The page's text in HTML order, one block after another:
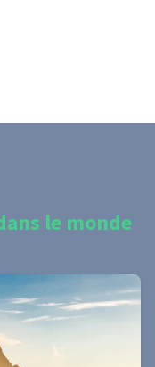
le monde